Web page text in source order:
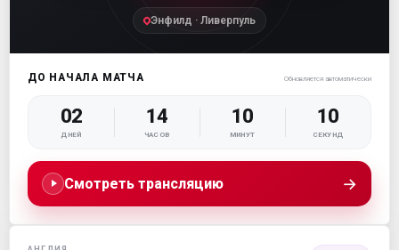
Энфилд · Ливерпуль
ДО НАЧАЛА МАТЧА Обновляется автоматически
02
ДНЕЙ
14
ЧАСОВ
10
МИНУТ
09
СЕКУНД
Смотреть трансляцию →